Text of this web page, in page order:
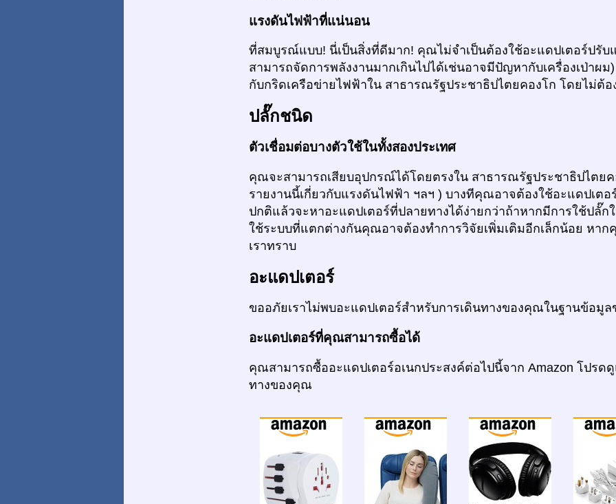
แรงดันไฟฟ้าที่แน่นอน
ที่สมบูรณ์แบบ! นี่เป็นสิ่งที่ดีมาก! คุณไม่จำเป็นต้องใช้อะแดปเตอร์ปรั
สามารถจัดการพลังงานมากเกินไปได้เช่นอาจมีปัญหากับเครื่องเป่า
กับกริดเครือข่ายไฟฟ้าใน สาธารณรัฐประชาธิปไตยคองโก โดยไม่ต้
ปลั๊กชนิด
ตัวเชื่อมต่อบางตัวใช้ในทั้งสองประเทศ
คุณจะสามารถเสียบอุปกรณ์ได้โดยตรงใน สาธารณรัฐประชาธิปไตย
รายงานนี้เกี่ยวกับแรงดันไฟฟ้า ฯลฯ ) บางทีคุณอาจต้องใช้อะแดปเต
ปกติแล้วจะหาอะแดปเตอร์ที่ปลายทางได้ง่ายกว่าถ้าหากมีการใช้ปลั๊ก
ใช้ระบบที่แตกต่างกันคุณอาจต้องทำการวิจัยเพิ่มเติมอีกเล็กน้อย หา
เราทราบ
อะแดปเตอร์
ขออภัยเราไม่พบอะแดปเตอร์สำหรับการเดินทางของคุณในฐานข้อมูล
อะแดปเตอร์ที่คุณสามารถซื้อได้
คุณสามารถซื้ออะแดปเตอร์อเนกประสงค์ต่อไปนี้จาก Amazon โปรด
ทางของคุณ